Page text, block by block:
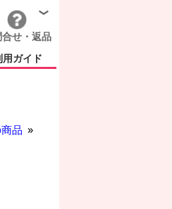
合せ・返品
用ガイド
品